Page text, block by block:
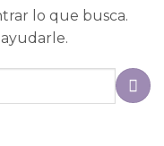
lo que busca.